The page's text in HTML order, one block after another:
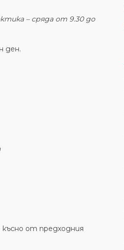
– сряда от 9.30 до
ден.
късно от предходния